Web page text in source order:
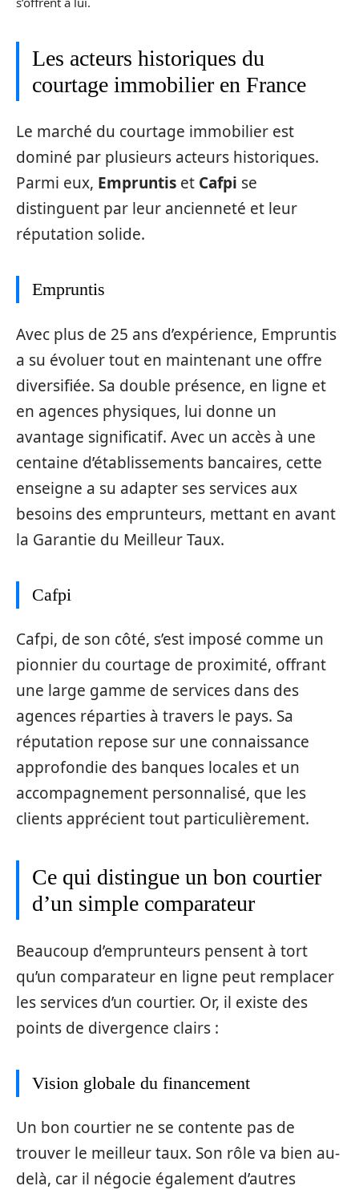
Les acteurs historiques du
courtage immobilier en France
Le marché du courtage immobilier est
dominé par plusieurs acteurs historiques.
Parmi eux, Empruntis et Cafpi se
distinguent par leur ancienneté et leur
réputation solide.
Empruntis
Avec plus de 25 ans d’expérience, Empruntis
a su évoluer tout en maintenant une offre
diversifiée. Sa double présence, en ligne et
en agences physiques, lui donne un
avantage significatif. Avec un accès à une
centaine d’établissements bancaires, cette
enseigne a su adapter ses services aux
besoins des emprunteurs, mettant en avant
la Garantie du Meilleur Taux.
Cafpi
Cafpi, de son côté, s’est imposé comme un
pionnier du courtage de proximité, offrant
une large gamme de services dans des
agences réparties à travers le pays. Sa
réputation repose sur une connaissance
approfondie des banques locales et un
accompagnement personnalisé, que les
clients apprécient tout particulièrement.
Ce qui distingue un bon courtier
d’un simple comparateur
Beaucoup d’emprunteurs pensent à tort
qu’un comparateur en ligne peut remplacer
les services d’un courtier. Or, il existe des
points de divergence clairs :
Vision globale du financement
Un bon courtier ne se contente pas de
trouver le meilleur taux. Son rôle va bien au-
delà, car il négocie également d’autres